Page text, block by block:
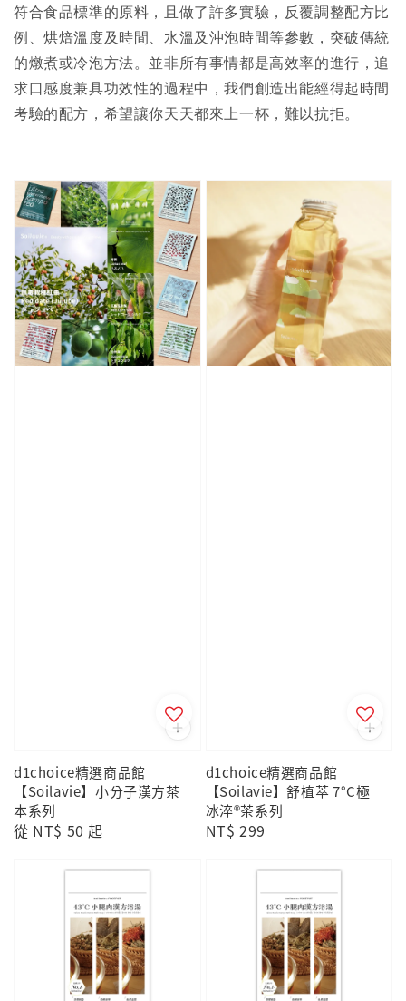
符合食品標準的原料，且做了許多實驗，反覆調整配方比
例、烘焙溫度及時間、水溫及沖泡時間等參數，突破傳統
的燉煮或冷泡方法。並非所有事情都是高效率的進行，追
求口感度兼具功效性的過程中，我們創造出能經得起時間
考驗的配方，希望讓你天天都來上一杯，難以抗拒。
d1choice精選商品館
【Soilavie】小分子漢方茶
本系列
Regular
從 NT$ 50 起
d1choice精選商品館
【Soilavie】舒植萃 7°C極
冰淬®茶系列
Regular
NT$ 299